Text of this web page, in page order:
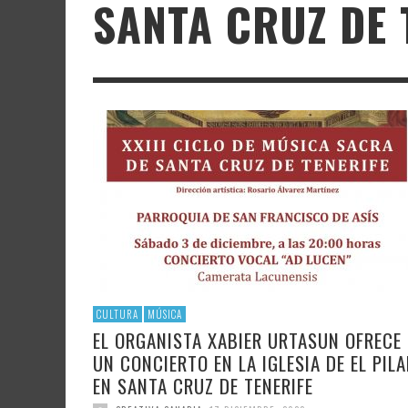
LITERATURA
UNIVERSIDAD
AUDIOVISUAL
POLÍTICA CULTURAL
FOTOGRAFÍA Y ARTES PLÁSTICAS
SAMIR DELGADO
ARTE
ASTRONOMÍA
TECNOLOGÍA
POLÍTICA CIENTÍFICA
MATEMÁTICAS, FÍSICA Y QUÍMICA
CIENCIAS SOCIALES
SANTA CRUZ DE
CULTURA MÚSICA
EL ORGANISTA XABIER URTASUN OFRECE
UN CONCIERTO EN LA IGLESIA DE EL
EN SANTA CRUZ DE TENERIFE